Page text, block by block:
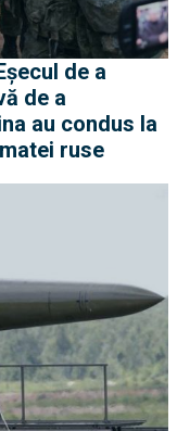
de a
de a
au condus la
ruse